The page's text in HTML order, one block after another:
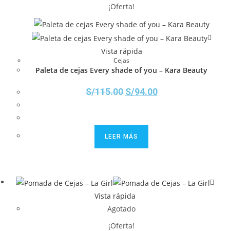
¡Oferta!
Vista rápida
Cejas
Paleta de cejas Every shade of you – Kara Beauty
S/115.00 S/94.00
LEER MÁS
Vista rápida
Agotado
¡Oferta!